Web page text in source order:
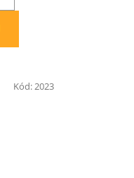
Kód:2023